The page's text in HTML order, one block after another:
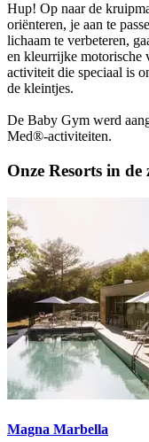
Hup! Op naar de
oriënteren, je aan te
lichaam te verbeteren,
en kleurrijke motorische
activiteit die speciaal is
de kleintjes.
De Baby Gym werd
Med®-activiteiten.
Onze Resorts in
Magna Marbella